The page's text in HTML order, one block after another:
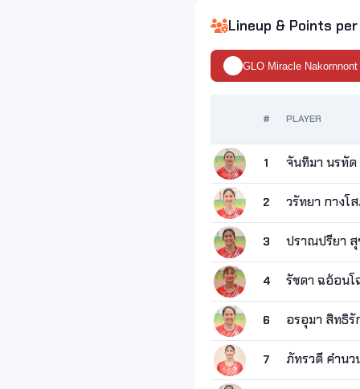
Lineup & Points
GLO Miracle Nakornnont
# PLAYER
1 จันทิมา นรทัด
2 วรัทยา กางโ
3 ปราณปรียา
4 รัชดา ฉอ้อนโ
6 อรอุมา สิทธิ
7 ภัทรวดี คำนว